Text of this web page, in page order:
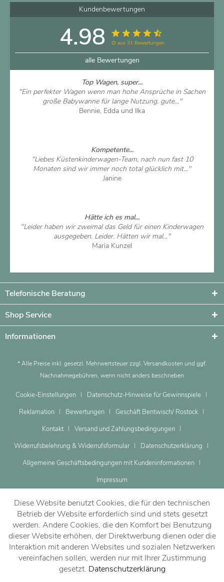
Dein Beratungstermin
Jetzt vereinbaren!
Kundenbewertungen
4.98 ∅ aus 31 Bewertungen
alle Bewertungen
Top Wagen, super...
"Ein perfekter Wagen wenn man hohe Ansprüche in Sachen
große Babywanne für lange Nutzung, gute..."
Bennie, Edda und Ilka
Kompetente...
"Liebes Küstenkinderwagen-Team, nach nun fast 10
Monaten sind wir immer noch total glücklich mit..."
Janine
Hätte ich es mal...
"Leider haben wir zweimal das Geld für einen Kinderwagen
ausgegeben. Leider. Hätten wir mal..."
Maria Kunzel
Telefonische Beratung
Shop Service
Informationen
* Alle Preise inkl. gesetzl. Mehrwertsteuer zzgl. Versandkosten und ggf.
Nachnahmegebühren, wenn nicht anders beschrieben
Cookie-Einstellungen
Datenschutz-Hinweise für Gewinnspiele
Reklamation
Bewertungen
Geschäft Bentwisch/ Rostock
Kontakt
Versand und Zahlungsbedingungen
Widerrufsbelehrung & Widerrufsformular
Datenschutzerklärung
Allgemeine Geschäftsbedingungen mit Kundeninformationen
Impressum
Diese Website benutzt Cookies, die für den technischen
Betrieb der Website erforderlich sind und stets gesetzt
werden. Andere Cookies, die den Komfort bei Benutzung
dieser Website erhöhen, der Direktwerbung dienen oder die
Interaktion mit anderen Websites und sozialen Netzwerken
vereinfachen sollen, werden nur mit Ihrer Zustimmung
gesetzt. Datenschutzerklärung